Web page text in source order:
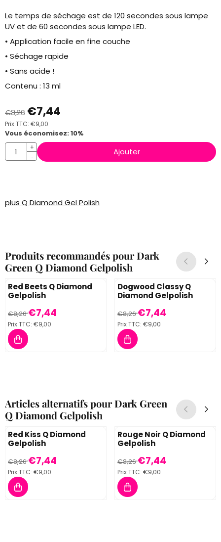
Le temps de séchage est de 120 secondes sous lampe
UV et de 60 secondes sous lampe LED.
• Application facile en fine couche
• Séchage rapide
• Sans acide !
Contenu : 13 ml
€8,26 €7,44
Prix TTC: €9,00
Vous économisez:10%
Quantité
+
-
Ajouter
plus Q Diamond Gel Polish
Produits recommandés pourDark
Green Q Diamond Gelpolish
Red Beets Q Diamond
Gelpolish
Par8,26 pour 7,44, TVA comprise : 9,00
€8,26€7,44
Prix TTC: €9,00
Dogwood Classy Q
Diamond Gelpolish
Par8,26 pour 7,44, TVA
€8,26€7,44
Prix TTC: €9,00
Articles alternatifs pourDark Green
Q Diamond Gelpolish
Red Kiss Q Diamond
Gelpolish
Par8,26 pour 7,44, TVA comprise : 9,00
€8,26€7,44
Prix TTC: €9,00
Rouge Noir Q Diamond
Gelpolish
Par8,26 pour 7,44, TVA
€8,26€7,44
Prix TTC: €9,00